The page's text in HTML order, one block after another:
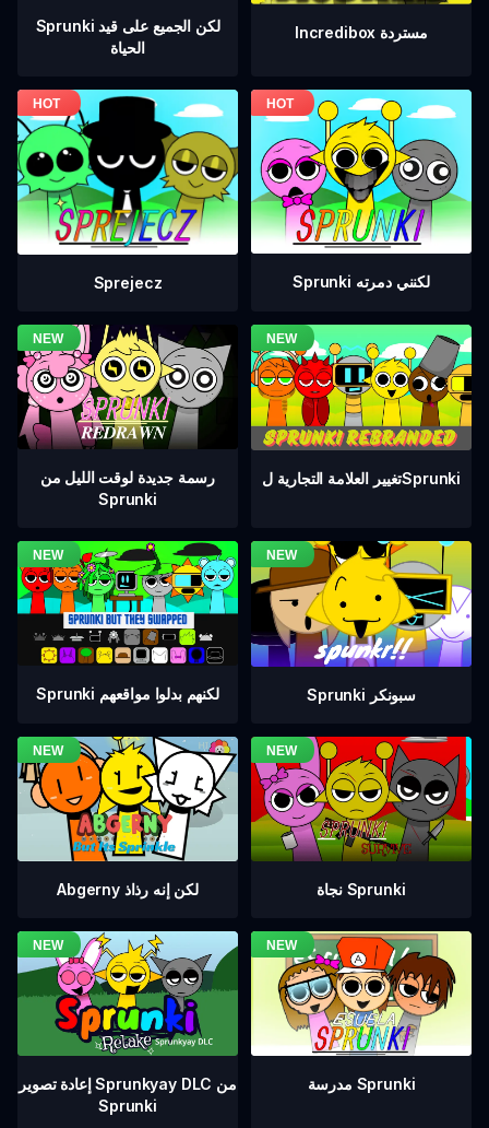
Sprunki لكن الجميع على قيد
الحياة
Incredibox مستردة
Sprejecz Sprunki لكنني دمرته
رسمة جديدة لوقت الليل من
Sprunki
تغيير العلامة التجارية لSprunki
Sprunki لكنهم بدلوا مواقعهم Sprunki سبونكر
Abgerny لكن إنه رذاذ نجاة Sprunki
إعادة تصوير Sprunkyay DLC من
Sprunki
مدرسة Sprunki